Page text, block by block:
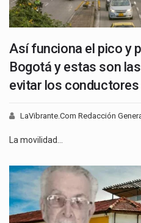
Así funciona el pico y
Bogotá y estas son
evitar los conductores
LaVibrante.Com Redacción
La movilidad…